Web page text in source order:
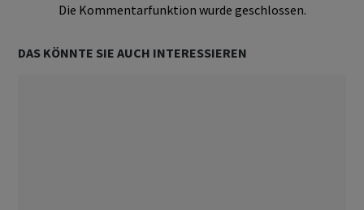
Die Kommentarfunktion wurde geschlossen.
DAS KÖNNTE SIE AUCH INTERESSIEREN